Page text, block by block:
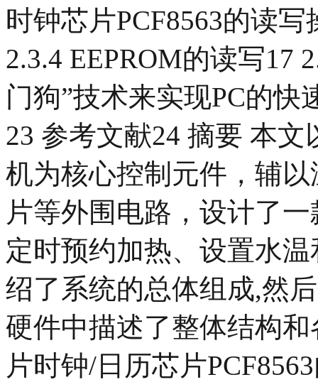
时钟芯片PCF8563的读
2.3.4 EEPROM的读写17
门狗”技术来实现PC的快
23 参考文献24 摘要 本文
机为核心控制元件，辅
片等外围电路，设计了
定时预约加热、设置水
绍了系统的总体组成,然
硬件中描述了整体结构
片时钟/日历芯片